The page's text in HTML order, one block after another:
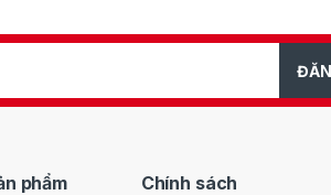
phẩm Chính sách